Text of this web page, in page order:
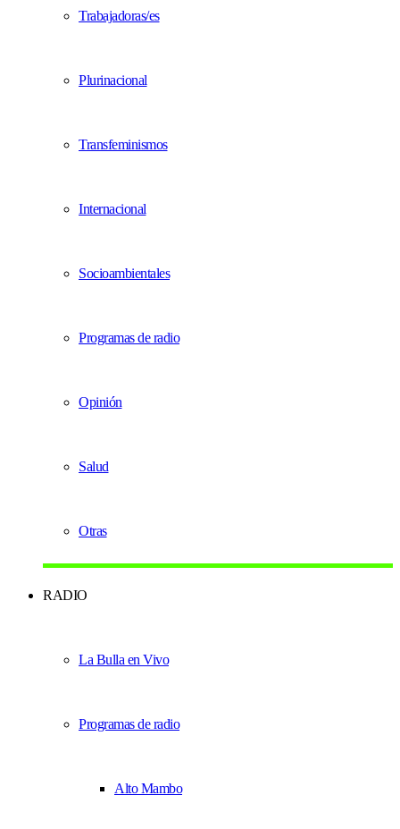
Trabajadoras/es
Plurinacional
Transfeminismos
Internacional
Socioambientales
Programas de radio
Opinión
Salud
Otras
RADIO
La Bulla en Vivo
Programas de radio
Alto Mambo